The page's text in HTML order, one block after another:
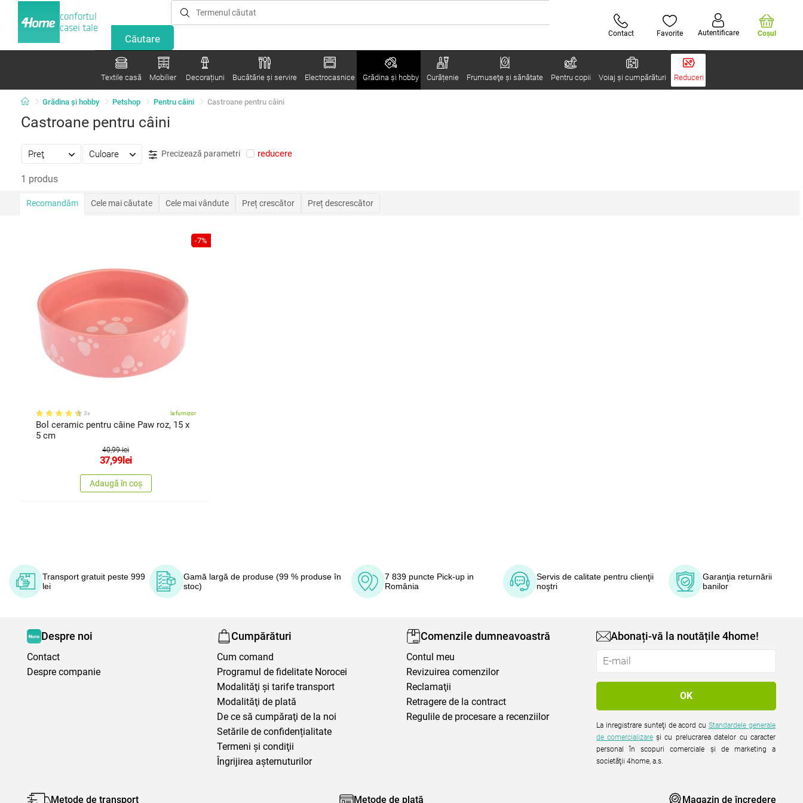
confortul
casei tale
Contact Favorite Autentificare Coşul
Textile casă Mobilier Decorațiuni Bucătărie și servire Electrocasnice Grădina şi hobby Curățenie Frumuseţe şi sănătate Pentru copii Voiaj și cumpărături Reduceri
Grădina şi hobby Petshop Pentru câini Castroane pentru câini
Castroane pentru câini
Preţ Culoare Precizează parametri reducere
1 produs
Recomandăm Cele mai căutate Cele mai vândute Preț crescător Preț descrescător
-7%
3x la furnizor
Bol ceramic pentru câine Paw roz, 15 x
5 cm
40,99 lei
37,99 lei
Adaugă în coș
Transport gratuit peste 999
lei
Gamă largă de produse (99 % produse în
stoc)
7 839 puncte Pick-up in
România
Servis de calitate pentru clienţii
noştri
Garanţia returnării
banilor
Despre noi
Contact
Despre companie
Cumpărături
Cum comand
Programul de fidelitate Norocei
Modalităţi şi tarife transport
Modalităţi de plată
De ce să cumpăraţi de la noi
Setările de confidențialitate
Termeni şi condiţii
Îngrijirea așternuturilor
Comenzile dumneavoastră
Contul meu
Revizuirea comenzilor
Reclamaţii
Retragere de la contract
Regulile de procesare a recenziilor
Abonați-vă la noutățile 4home!
La inregistrare sunteţi de acord cuStandardele generale
de comercializare şi cu prelucrarea datelor cu caracter
personal în scopuri comerciale şi de marketing a
societăţii 4home, a.s.
Metode de transport Metode de plată Magazin de încredere